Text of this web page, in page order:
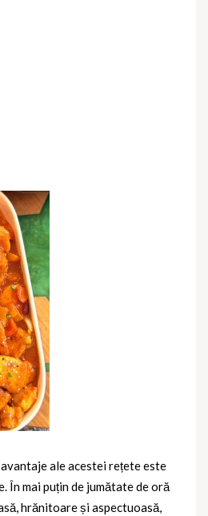
ale acestei rețete este
În mai puțin de jumătate de oră
hrănitoare și aspectuoasă,